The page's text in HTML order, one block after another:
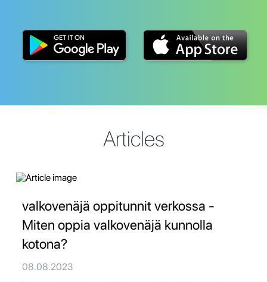
Articles
valkovenäjä oppitunnit verkossa -
Miten oppia valkovenäjä kunnolla
kotona?
08.08.2023